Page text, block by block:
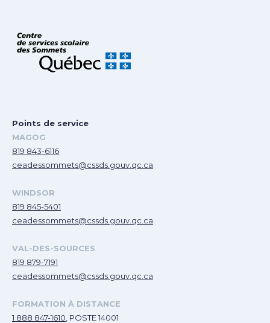
Points de service
MAGOG
819 843-6116
ceadessommets@cssds.gouv.qc.ca
WINDSOR
819 845-5401
ceadessommets@cssds.gouv.qc.ca
VAL-DES-SOURCES
819 879-7191
ceadessommets@cssds.gouv.qc.ca
FORMATION À DISTANCE
1 888 847-1610 , POSTE 14001